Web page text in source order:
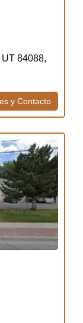
84088,
y Contacto